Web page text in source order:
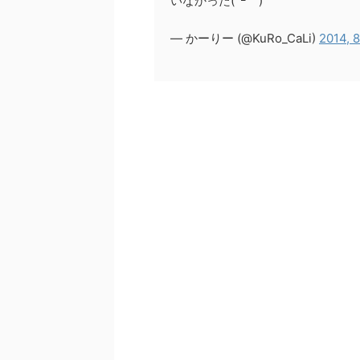
— かーりー (@KuRo_CaLi) 2014,